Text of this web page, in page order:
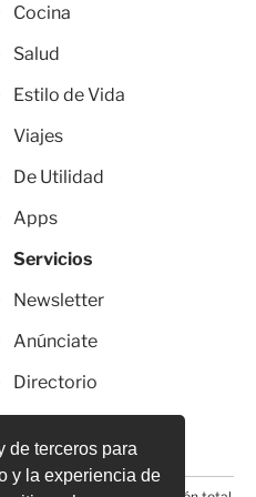
de terceros para
y la experiencia de
Cocina
Salud
Estilo de Vida
Viajes
De Utilidad
Apps
Servicios
Newsletter
Anúnciate
Directorio